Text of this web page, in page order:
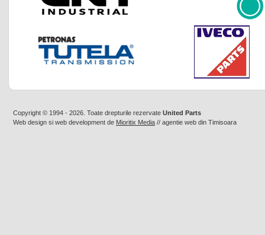
Copyright © 1994 - 2026. Toate drepturile rezervate United Parts
Web design si web development de Mioritix Media // agentie web din Timisoara